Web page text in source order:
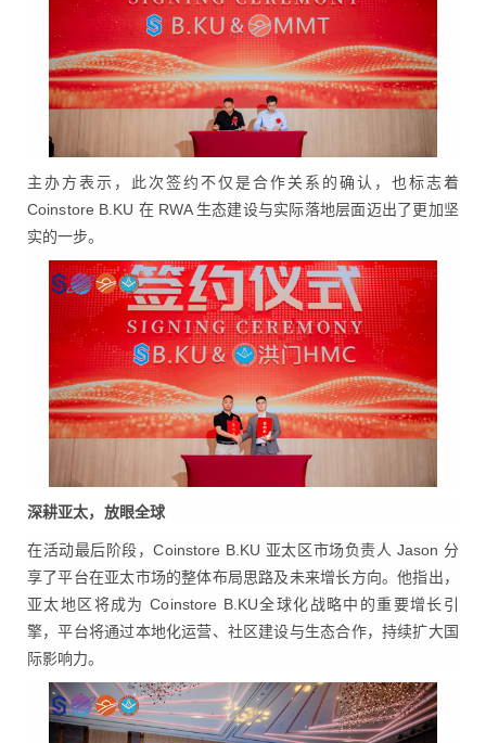
主办方表示，此次签约不仅是合作关系的确认，也标志着
Coinstore B.KU 在 RWA 生态建设与实际落地层面迈出了更加坚
实的一步。
深耕亚太，放眼全球
在活动最后阶段，Coinstore B.KU 亚太区市场负责人 Jason 分
享了平台在亚太市场的整体布局思路及未来增长方向。他指出，
亚太地区将成为 Coinstore B.KU全球化战略中的重要增长引
擎，平台将通过本地化运营、社区建设与生态合作，持续扩大国
际影响力。